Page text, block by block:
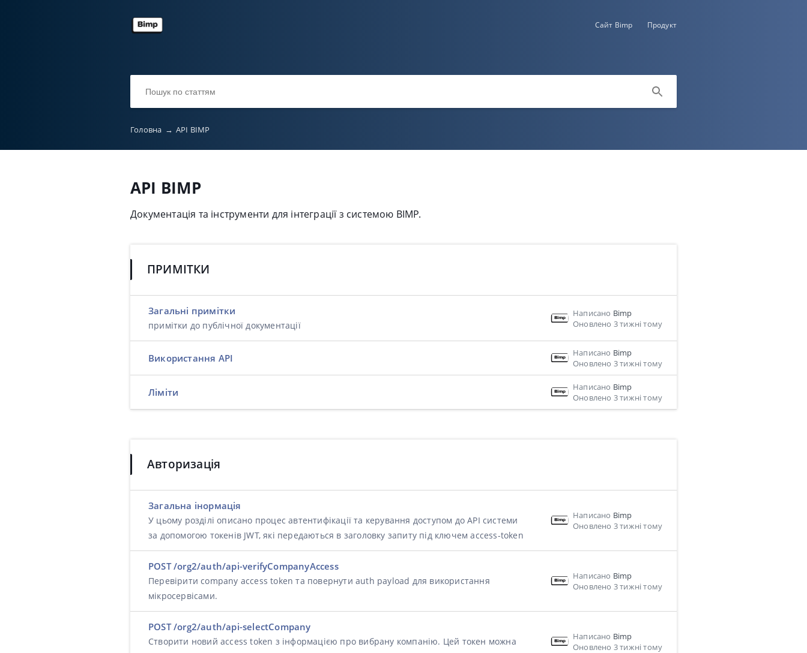
Сайт Bimp Продукт
Головна → API BIMP
API BIMP
Документація та інструменти для інтеграції з системою BIMP.
ПРИМІТКИ
Загальні примітки
примітки до публічної документації
Написано Bimp
Оновлено 3 тижні тому
Використання API Написано Bimp
Оновлено 3 тижні тому
Ліміти Написано Bimp
Оновлено 3 тижні тому
Авторизація
Загальна інормація
У цьому розділі описано процес автентифікації та керування доступом до API системи
за допомогою токенів JWT, які передаються в заголовку запиту під ключем access-token
Написано Bimp
Оновлено 3 тижні тому
POST /org2/auth/api-verifyCompanyAccess
Перевірити company access token та повернути auth payload для використання
мікросервісами.
Написано Bimp
Оновлено 3 тижні тому
POST /org2/auth/api-selectCompany
Створити новий access token з інформацією про вибрану компанію. Цей токен можна
Написано Bimp
Оновлено 3 тижні тому